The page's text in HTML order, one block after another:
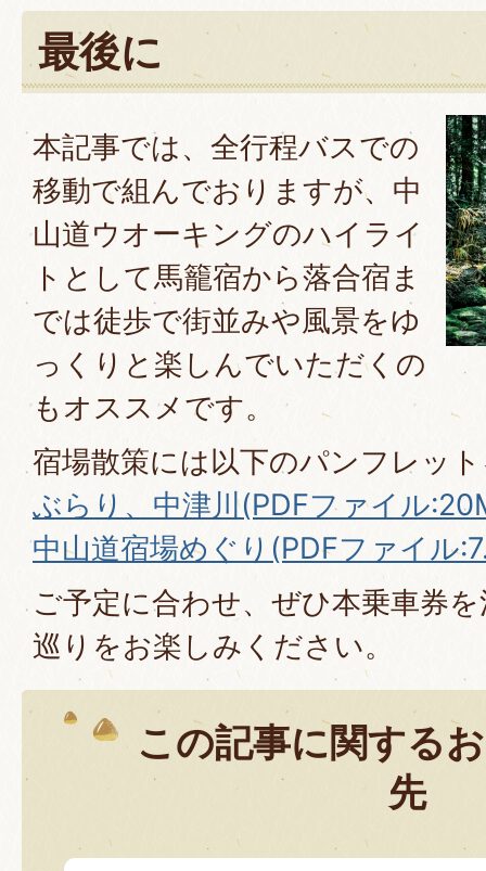
最後に
本記事では、全行程バスでの
移動で組んでおりますが、中
山道ウオーキングのハイライ
トとして馬籠宿から落合宿ま
では徒歩で街並みや風景をゆ
っくりと楽しんでいただくの
もオススメです。
宿場散策には以下のパンフレッ
ぶらり、中津川(PDFファイル
中山道宿場めぐり(PDFファイル
ご予定に合わせ、ぜひ本乗車券
巡りをお楽しみください。
この記事に関する
先